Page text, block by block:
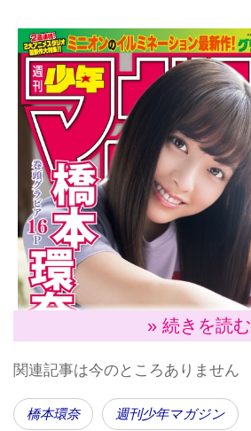
» 続きを読む
関連記事は今のところありません
橋本環奈 週刊少年マガジン